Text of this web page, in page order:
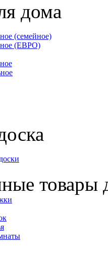
дома
(семейное)
(ЕВРО)
товары